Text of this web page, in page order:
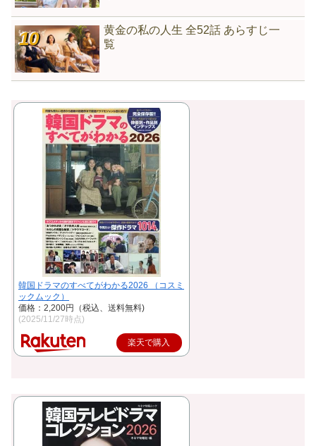
黄金の私の人生 全52話 あらすじ一
覧
韓国ドラマのすべてがわかる2026 （コスミ
ックムック）
価格：2,200円（税込、送料無料)
(2025/11/27時点)
楽天で購入